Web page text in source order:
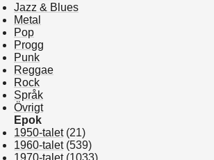
Jazz & Blues
Metal
Pop
Progg
Punk
Reggae
Rock
Språk
Övrigt
Epok
1950-talet(21)
1960-talet(539)
1970-talet(1033)